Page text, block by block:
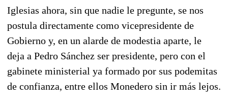
Iglesias ahora, sin que nadie le pregunte, se nos
postula directamente como vicepresidente de
Gobierno y, en un alarde de modestia aparte, le
deja a Pedro Sánchez ser presidente, pero con el
gabinete ministerial ya formado por sus podemitas
de confianza, entre ellos Monedero sin ir más lejos.